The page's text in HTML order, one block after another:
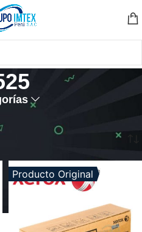
Producto Original